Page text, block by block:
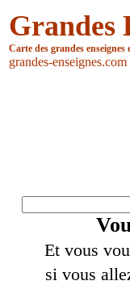
Grandes
Carte des grandes enseignes
grandes-enseignes.com
Et vous
si vous